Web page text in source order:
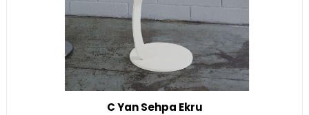
C Yan Sehpa Ekru